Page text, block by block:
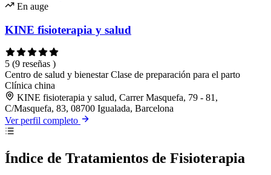
En auge
KINE fisioterapia y salud
5 (9 reseñas )
Centro de salud y bienestarClase de preparación para el parto
Clínica china
KINE fisioterapia y salud, Carrer Masquefa, 79 - 81,
C/Masquefa, 83, 08700 Igualada, Barcelona
Ver perfil completo
Índice de Tratamientos de Fisioterapia